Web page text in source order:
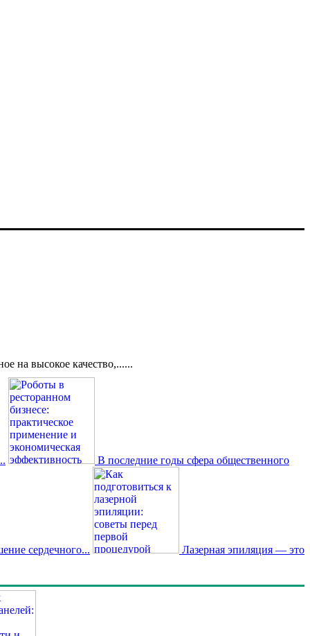
на высокое качество,......
В последние годы сфера общественного
сердечного... Лазерная эпиляция — это